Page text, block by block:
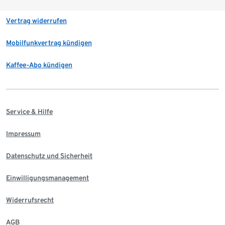
Vertrag widerrufen
Mobilfunkvertrag kündigen
Kaffee-Abo kündigen
Service & Hilfe
Impressum
Datenschutz und Sicherheit
Einwilligungsmanagement
Widerrufsrecht
AGB